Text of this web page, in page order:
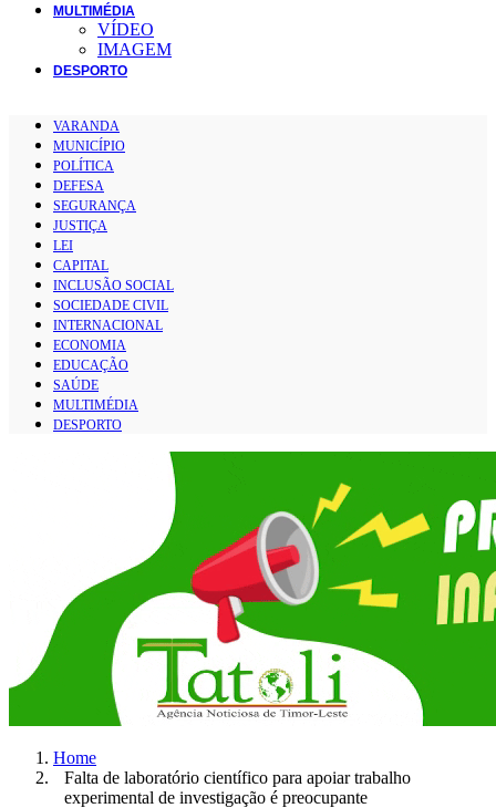
MULTIMÉDIA
VÍDEO
IMAGEM
DESPORTO
VARANDA
MUNICÍPIO
POLÍTICA
DEFESA
SEGURANÇA
JUSTIÇA
LEI
CAPITAL
INCLUSÃO SOCIAL
SOCIEDADE CIVIL
INTERNACIONAL
ECONOMIA
EDUCAÇÃO
SAÚDE
MULTIMÉDIA
DESPORTO
Home
Falta de laboratório científico para apoiar trabalho
experimental de investigação é preocupante